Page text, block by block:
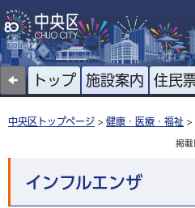
トップ 施設案内 住民
中央区トップページ > 健康・医療・福祉 >
掲
インフルエンザ